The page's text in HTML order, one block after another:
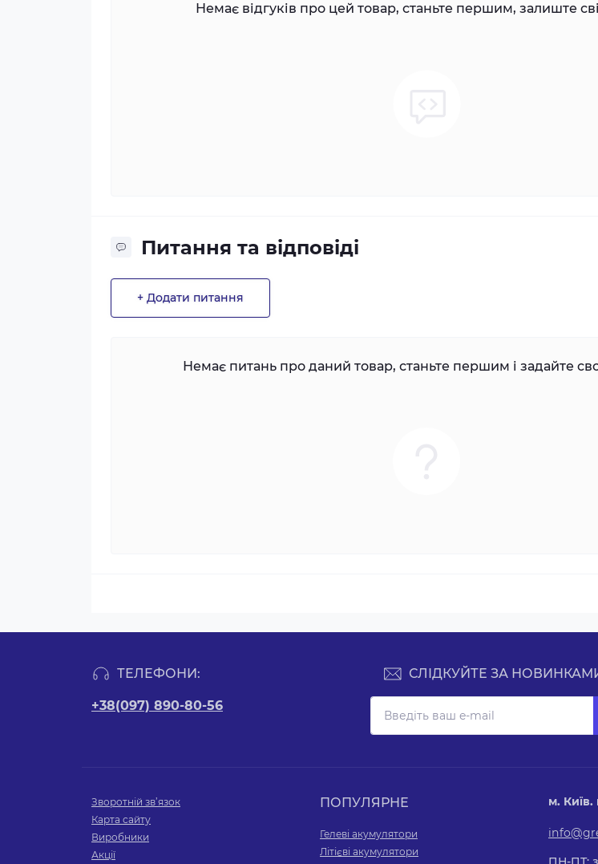
Немає відгуків про цей товар, станьте першим, залиште
Питання та відповіді
+ Додати питання
Немає питань про даний товар, станьте першим і задайте
ТЕЛЕФОНИ:
+38(097) 890-80-56
СЛІДКУЙТЕ ЗА
Зворотній зв’язок
Карта сайту
Виробники
Акції
ПОПУЛЯРНЕ
Гелеві акумулятори
Літієві акумулятори
м. Київ.